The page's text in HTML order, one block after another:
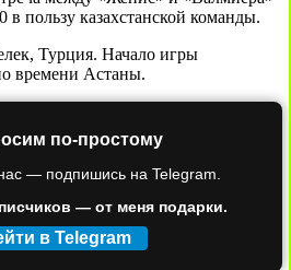
в пользу казахстанской команды.
Турция. Начало игры
времени Астаны.
по-простому
— подпишись на Telegram.
— от меня подарки.
в Telegram